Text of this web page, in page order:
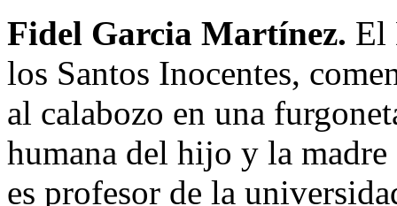
Fidel Garcia Martínez. El
los Santos Inocentes,
al calabozo en una
humana del hijo y la
es profesor de la